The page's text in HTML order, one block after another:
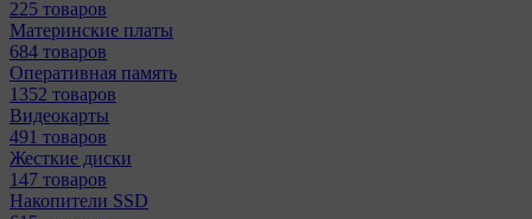
225 товаров
Материнcкие платы
684 товаров
Оперативная память
1352 товаров
Видеокарты
491 товаров
Жесткие диски
147 товаров
Накопители SSD